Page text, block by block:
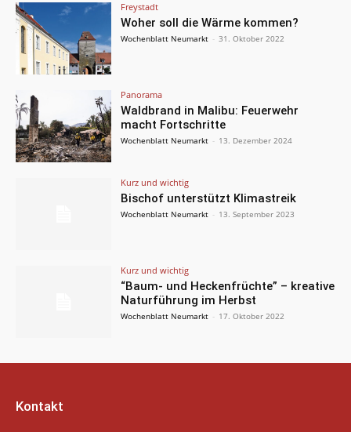
Freystadt
Woher soll die Wärme kommen?
Wochenblatt Neumarkt - 31. Oktober 2022
Panorama
Waldbrand in Malibu: Feuerwehr
macht Fortschritte
Wochenblatt Neumarkt - 13. Dezember 2024
Kurz und wichtig
Bischof unterstützt Klimastreik
Wochenblatt Neumarkt - 13. September 2023
Kurz und wichtig
“Baum- und Heckenfrüchte” – kreative
Naturführung im Herbst
Wochenblatt Neumarkt - 17. Oktober 2022
Kontakt